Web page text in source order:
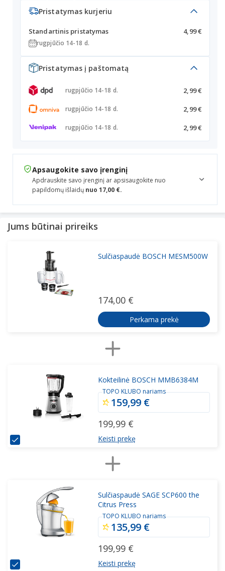
Pristatymas kurjeriu
Standartinis pristatymas 4,99 €
rugpjūčio 14-18 d.
Pristatymas į paštomatą
rugpjūčio 14-18 d. 2,99 €
rugpjūčio 14-18 d. 2,99 €
rugpjūčio 14-18 d. 2,99 €
Apsaugokite savo įrenginį
Apdrauskite savo įrenginį ar apsisaugokite nuo
papildomų išlaidų nuo 17,00 €.
Jums būtinai prireiks
Sulčiaspaudė BOSCH MESM500W
174,00 €
Perkama prekė
Kokteilinė BOSCH MMB6384M
199,99 €
TOPO KLUBO nariams
159,99 €
Keisti prekę
Sulčiaspaudė SAGE SCP600 the
Citrus Press
199,99 €
TOPO KLUBO nariams
135,99 €
Keisti prekę